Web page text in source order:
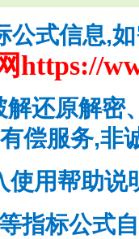
公式信息,
https://
解还原解密
偿服务,非
使用帮助说
指标公式